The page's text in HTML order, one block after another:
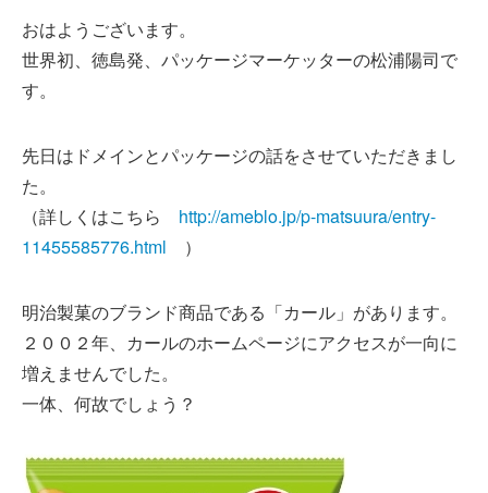
おはようございます。
世界初、徳島発、パッケージマーケッターの松浦陽司で
す。
先日はドメインとパッケージの話をさせていただきまし
た。
（詳しくはこちら http://ameblo.jp/p-matsuura/entry-
11455585776.html ）
明治製菓のブランド商品である「カール」があります。
２００２年、カールのホームページにアクセスが一向に
増えませんでした。
一体、何故でしょう？